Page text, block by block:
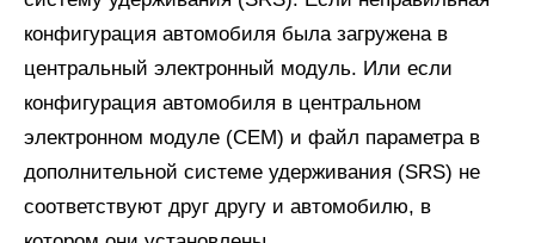
конфигурация автомобиля была загружена в
центральный электронный модуль. Или если
конфигурация автомобиля в центральном
электронном модуле (СЕМ) и файл параметра в
дополнительной системе удерживания (SRS) не
соответствуют друг другу и автомобилю, в